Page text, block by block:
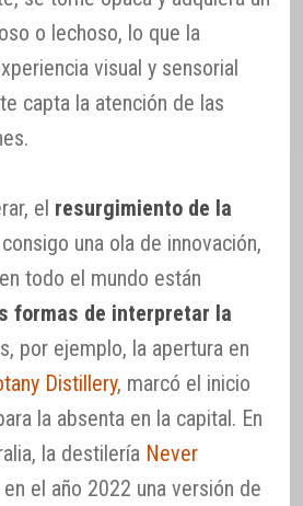
o lechoso, lo que la
visual y sensorial
capta la atención de las
el resurgimiento de la
una ola de innovación,
todo el mundo están
formas de interpretar la
por ejemplo, la apertura en
Distillery, marcó el inicio
la absenta en la capital. En
la destilería Never
en el año 2022 una versión de